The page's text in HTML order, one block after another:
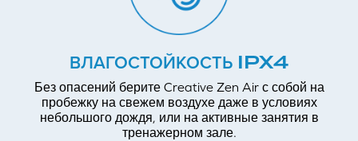
ВЛАГОСТОЙКОСТЬ IPX4
Без опасений берите Creative Zen Air с собой на
пробежку на свежем воздухе даже в условиях
небольшого дождя, или на активные занятия в
тренажерном зале.